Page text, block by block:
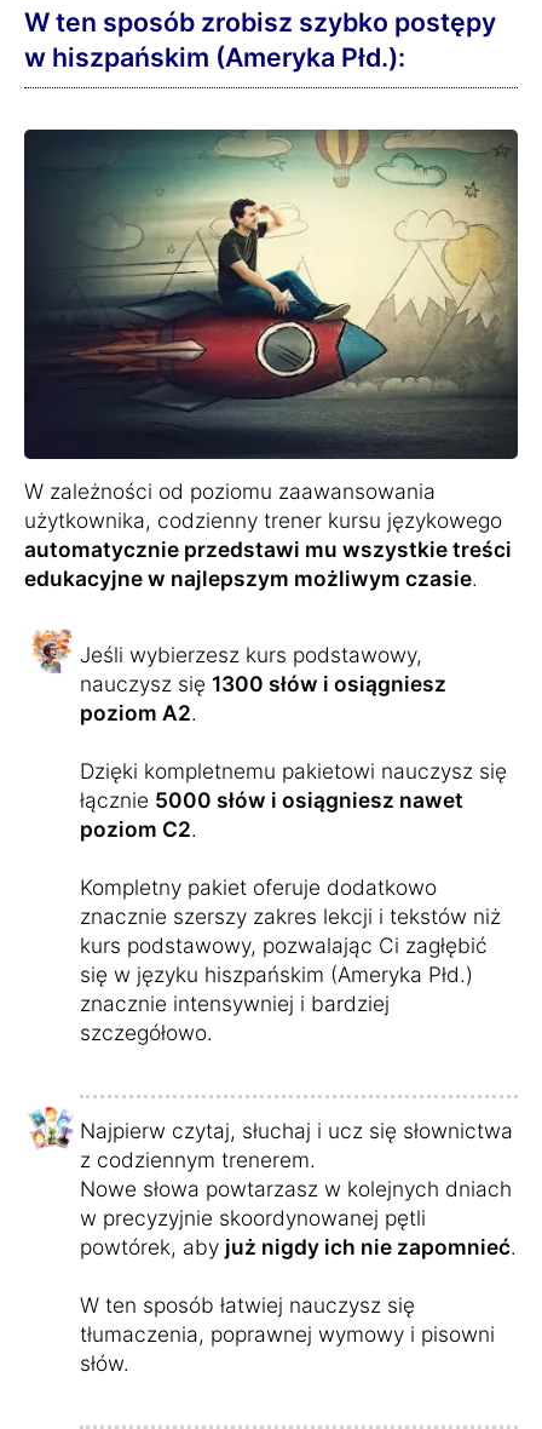
W ten sposób zrobisz szybko postępy
w hiszpańskim (Ameryka Płd.):
W zależności od poziomu zaawansowania
użytkownika, codzienny trener kursu językowego
automatycznie przedstawi mu wszystkie treści
edukacyjne w najlepszym możliwym czasie.
Jeśli wybierzesz kurs podstawowy,
nauczysz się 1300 słów i osiągniesz
poziom A2.
Dzięki kompletnemu pakietowi nauczysz się
łącznie 5000 słów i osiągniesz nawet
poziom C2.
Kompletny pakiet oferuje dodatkowo
znacznie szerszy zakres lekcji i tekstów niż
kurs podstawowy, pozwalając Ci zagłębić
się w języku hiszpańskim (Ameryka Płd.)
znacznie intensywniej i bardziej
szczegółowo.
Najpierw czytaj, słuchaj i ucz się słownictwa
z codziennym trenerem.
Nowe słowa powtarzasz w kolejnych dniach
w precyzyjnie skoordynowanej pętli
powtórek, aby już nigdy ich nie zapomnieć.
W ten sposób łatwiej nauczysz się
tłumaczenia, poprawnej wymowy i pisowni
słów.